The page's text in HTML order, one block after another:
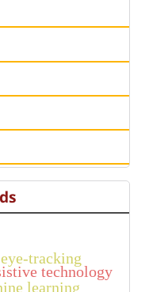
learning
technology
eye-tracking